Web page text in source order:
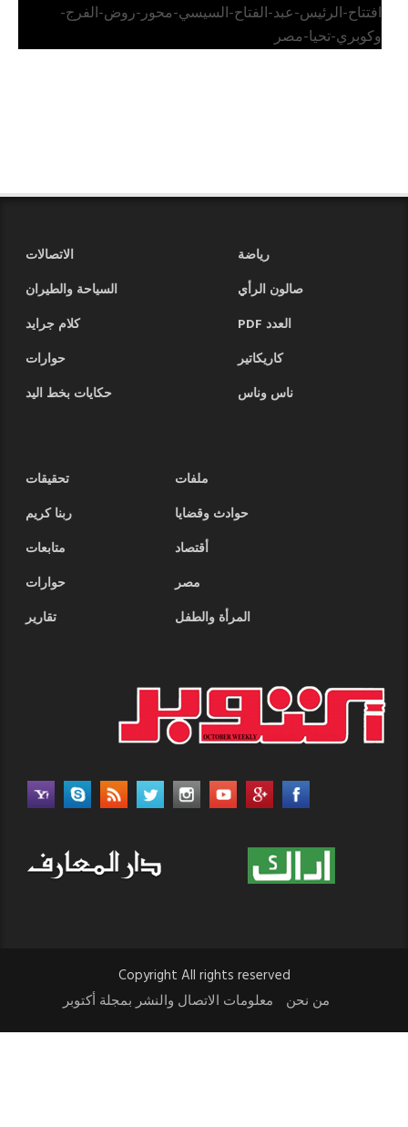
افتتاح-الرئيس-عبد-الفتاح-السيسي-محور-روض-الفرج-
وكوبري-تحيا-مصر
رياضة
الاتصالات
صالون الرأي
السياحة والطيران
العدد PDF
كلام جرايد
كاريكاتير
حوارات
ناس وناس
حكايات بخط اليد
ملفات
تحقيقات
حوادث وقضايا
ربنا كريم
أقتصاد
متابعات
مصر
حوارات
المرأة والطفل
تقارير
Copyright All rights reserved
من نحن
معلومات الاتصال والنشر بمجلة أكتوبر